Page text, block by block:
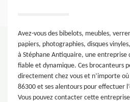
Avez-vous des bibelots, meubles,
papiers, photographies, disques
à Stéphane Antiquaire, une entreprise
fiable et dynamique. Ces brocanteurs
directement chez vous et n’importe
86300 et ses alentours pour effectuer
Vous pouvez contacter cette